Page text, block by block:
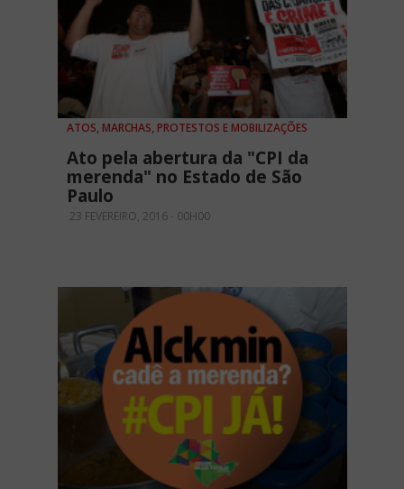
ATOS, MARCHAS, PROTESTOS E MOBILIZAÇÕES
Ato pela abertura da "CPI da
merenda" no Estado de São
Paulo
23 FEVEREIRO, 2016 - 00H00